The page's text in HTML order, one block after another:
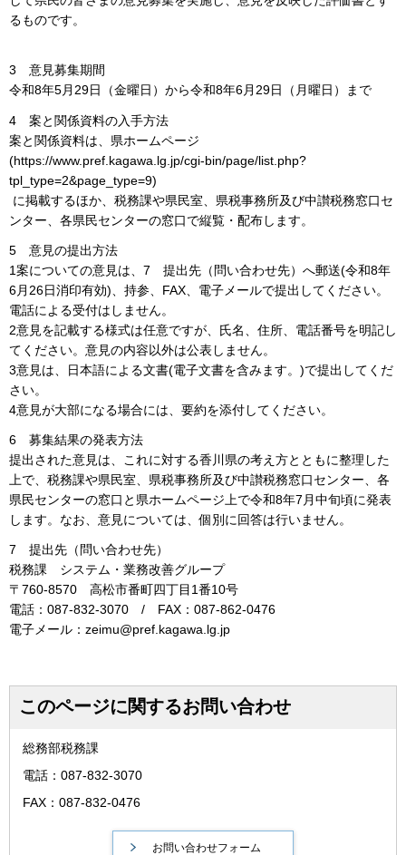
るものです。
3 意見募集期間
令和8年5月29日（金曜日）から令和8年6月29日（月曜日）まで
4 案と関係資料の入手方法
案と関係資料は、県ホームページ
(https://www.pref.kagawa.lg.jp/cgi-bin/page/list.php?
tpl_type=2&page_type=9)
に掲載するほか、税務課や県民室、県税事務所及び中讃税務窓口セ
ンター、各県民センターの窓口で縦覧・配布します。
5 意見の提出方法
1案についての意見は、7 提出先（問い合わせ先）へ郵送(令和8年
6月26日消印有効)、持参、FAX、電子メールで提出してください。
電話による受付はしません。
2意見を記載する様式は任意ですが、氏名、住所、電話番号を明記し
てください。意見の内容以外は公表しません。
3意見は、日本語による文書(電子文書を含みます。)で提出してくだ
さい。
4意見が大部になる場合には、要約を添付してください。
6 募集結果の発表方法
提出された意見は、これに対する香川県の考え方とともに整理した
上で、税務課や県民室、県税事務所及び中讃税務窓口センター、各
県民センターの窓口と県ホームページ上で令和8年7月中旬頃に発表
します。なお、意見については、個別に回答は行いません。
7 提出先（問い合わせ先）
税務課 システム・業務改善グループ
〒760-8570 高松市番町四丁目1番10号
電話：087-832-3070 / FAX：087-862-0476
電子メール：zeimu@pref.kagawa.lg.jp
このページに関するお問い合わせ
総務部税務課
電話：087-832-3070
FAX：087-832-0476